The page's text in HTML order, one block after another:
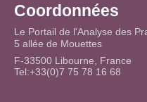
Coordonnées
Le Portail de l'Analyse des
5 allée de Mouettes
F-33500 Libourne, France
Tel:+33(0)7 75 78 16 68